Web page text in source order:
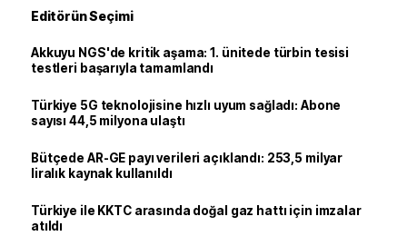
Editörün Seçimi
Akkuyu NGS'de kritik aşama: 1. ünitede türbin tesisi
testleri başarıyla tamamlandı
Türkiye 5G teknolojisine hızlı uyum sağladı: Abone
sayısı 44,5 milyona ulaştı
Bütçede AR-GE payı verileri açıklandı: 253,5 milyar
liralık kaynak kullanıldı
Türkiye ile KKTC arasında doğal gaz hattı için imzalar
atıldı